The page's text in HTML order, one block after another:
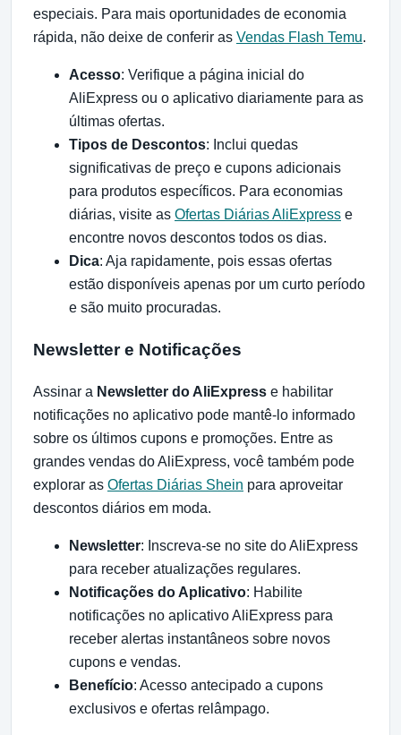
especiais. Para mais oportunidades de economia
rápida, não deixe de conferir as Vendas Flash Temu.
Acesso: Verifique a página inicial do
AliExpress ou o aplicativo diariamente para as
últimas ofertas.
Tipos de Descontos: Inclui quedas
significativas de preço e cupons adicionais
para produtos específicos. Para economias
diárias, visite as Ofertas Diárias AliExpress e
encontre novos descontos todos os dias.
Dica: Aja rapidamente, pois essas ofertas
estão disponíveis apenas por um curto período
e são muito procuradas.
Newsletter e Notificações
Assinar a Newsletter do AliExpress e habilitar
notificações no aplicativo pode mantê-lo informado
sobre os últimos cupons e promoções. Entre as
grandes vendas do AliExpress, você também pode
explorar as Ofertas Diárias Shein para aproveitar
descontos diários em moda.
Newsletter: Inscreva-se no site do AliExpress
para receber atualizações regulares.
Notificações do Aplicativo: Habilite
notificações no aplicativo AliExpress para
receber alertas instantâneos sobre novos
cupons e vendas.
Benefício: Acesso antecipado a cupons
exclusivos e ofertas relâmpago.